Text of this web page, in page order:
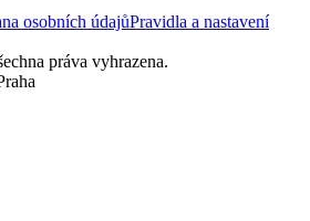
osobních údajůPravidla a nastavení
práva vyhrazena.